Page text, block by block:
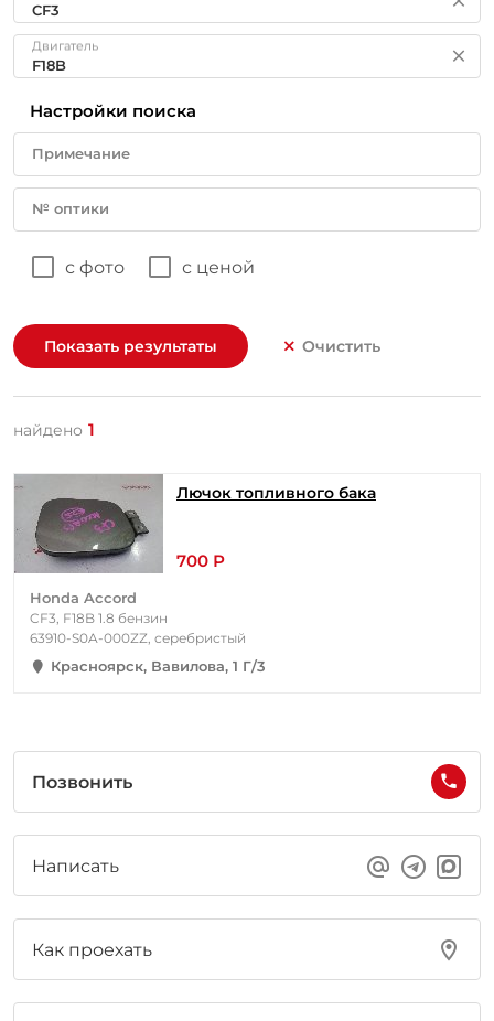
Двигатель
Настройки поиска
Примечание
№ оптики
с фото с ценой
Показать результаты Очистить
найдено 1
Лючок топливного бака
700 Р
Honda Accord
CF3, F18B 1.8 бензин
63910-S0A-000ZZ, серебристый
Красноярск, Вавилова, 1 Г/3
Позвонить
Написать
Как проехать